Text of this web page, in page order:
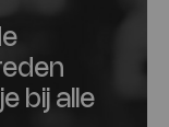
bij alle